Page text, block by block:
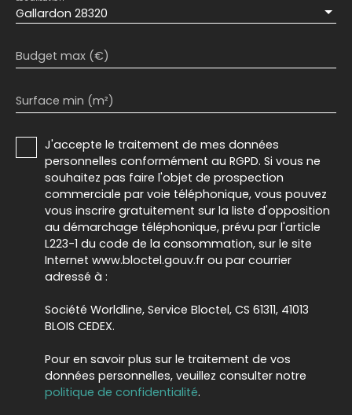
Gallardon 28320
Budget max (€)
Surface min (m²)
J'accepte le traitement de mes données
personnelles conformément au RGPD. Si vous ne
souhaitez pas faire l'objet de prospection
commerciale par voie téléphonique, vous pouvez
vous inscrire gratuitement sur la liste d'opposition
au démarchage téléphonique, prévu par l'article
L223-1 du code de la consommation, sur le site
Internet www.bloctel.gouv.fr ou par courrier
adressé à :
Société Worldline, Service Bloctel, CS 61311, 41013
BLOIS CEDEX.
Pour en savoir plus sur le traitement de vos
données personnelles, veuillez consulter notre
politique de confidentialité.